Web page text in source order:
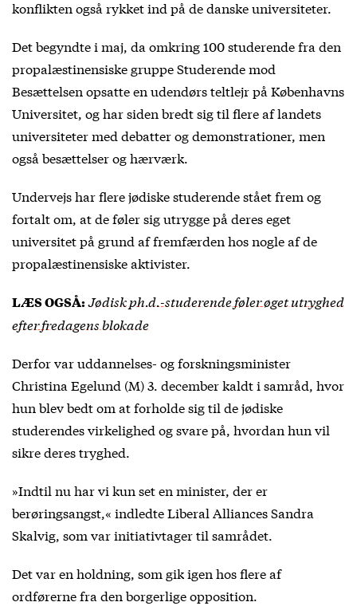
konflikten også rykket ind på de danske universiteter.
Det begyndte i maj, da omkring 100 studerende fra den
propalæstinensiske gruppe Studerende mod
Besættelsen opsatte en udendørs teltlejr på Københavns
Universitet, og har siden bredt sig til flere af landets
universiteter med debatter og demonstrationer, men
også besættelser og hærværk.
Undervejs har flere jødiske studerende stået frem og
fortalt om, at de føler sig utrygge på deres eget
universitet på grund af fremfærden hos nogle af de
propalæstinensiske aktivister.
LÆS OGSÅ:Jødisk ph.d.-studerende føler øget utryghed
efter fredagens blokade
Derfor var uddannelses- og forskningsminister
Christina Egelund (M) 3. december kaldt i samråd, hvor
hun blev bedt om at forholde sig til de jødiske
studerendes virkelighed og svare på, hvordan hun vil
sikre deres tryghed.
»Indtil nu har vi kun set en minister, der er
berøringsangst,« indledte Liberal Alliances Sandra
Skalvig, som var initiativtager til samrådet.
Det var en holdning, som gik igen hos flere af
ordførerne fra den borgerlige opposition.